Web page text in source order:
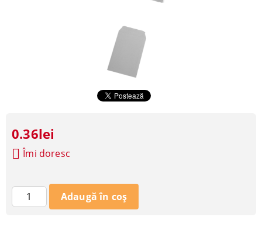
0.36lei
Îmi doresc